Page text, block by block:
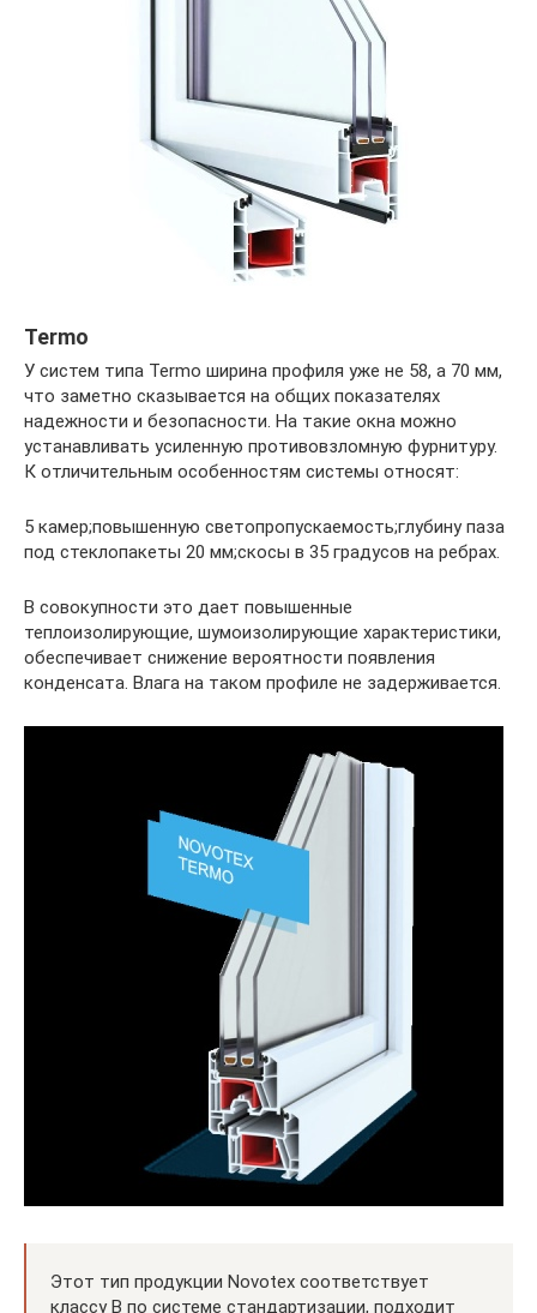
Termo
У систем типа Termo ширина профиля уже не 58, а 70 мм,
что заметно сказывается на общих показателях
надежности и безопасности. На такие окна можно
устанавливать усиленную противовзломную фурнитуру.
К отличительным особенностям системы относят:
5 камер;повышенную светопропускаемость;глубину паза
под стеклопакеты 20 мм;скосы в 35 градусов на ребрах.
В совокупности это дает повышенные
теплоизолирующие, шумоизолирующие характеристики,
обеспечивает снижение вероятности появления
конденсата. Влага на таком профиле не задерживается.
Этот тип продукции Novotex соответствует
классу В по системе стандартизации, подходит